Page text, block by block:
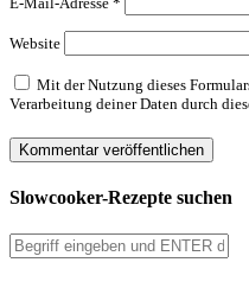
Website
Mit der Nutzung dieses
Verarbeitung deiner Daten durch
Slowcooker-Rezepte suchen